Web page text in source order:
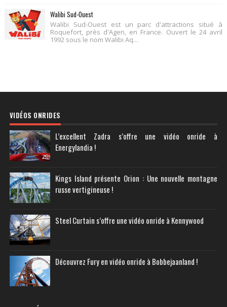
Walibi Sud-Ouest
Walibi Sud-Ouest est un parc d'attractions situé à
Roquefort, près d'Agen, en France. Ouvert le 24 avril
1992 sous le nom Walibi Aq...
VIDÉOS ONRIDES
L’excellent Zadra s’offre une vidéo onride à
Energylandia !
Kings Island présente Orion : Une nouvelle montagne
russe vertigineuse !
Steel Curtain s’offre une vidéo onride à Kennywood
Découvrez Fury en vidéo onride à Bobbejaanland !